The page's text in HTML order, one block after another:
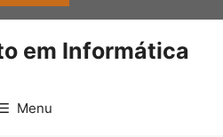
em Informática
Menu